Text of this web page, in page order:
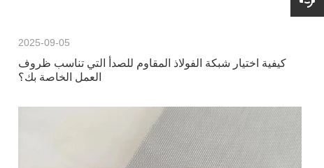
2025-09-05
كيفية اختيار شبكة الفولاذ المقاوم للصدأ التي تناسب ظروف
العمل الخاصة بك؟